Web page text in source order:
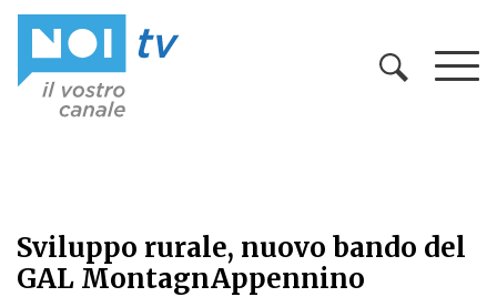
Sviluppo rurale, nuovo bando del
GAL MontagnAppennino